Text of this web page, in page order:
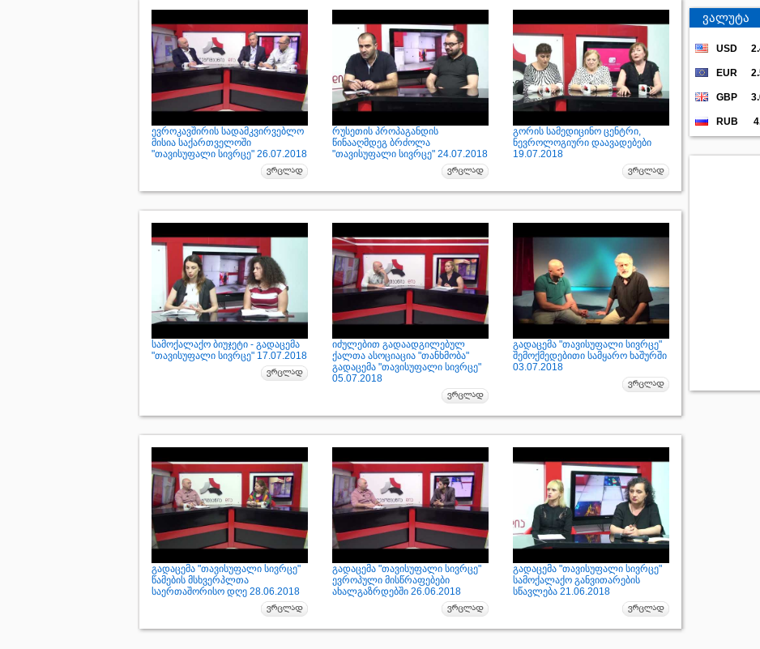
ევროკავშირის სადამკვირვებლო
მისია საქართველოში
"თავისუფალი სივრცე" 26.07.2018
რუსეთის პროპაგანდის
წინააღმდეგ ბრძოლა
"თავისუფალი სივრცე" 24.07.2018
გორის სამედიცინო ცენტრი,
ნევროლოგიური დაავადებები
19.07.2018
სამოქალაქო ბიუჯეტი - გადაცემა
"თავისუფალი სივრცე" 17.07.2018
იძულებით გადაადგილებულ
ქალთა ასოციაცია "თანხმობა"
გადაცემა "თავისუფალი სივრცე"
05.07.2018
გადაცემა "თავისუფალი სივრცე"
შემოქმედებითი სამყარო ხაშურში
03.07.2018
გადაცემა "თავისუფალი სივრცე"
წამების მსხვერპლთა
საერთაშორისო დღე 28.06.2018
გადაცემა "თავისუფალი სივრცე"
ევროპული მისწრაფებები
ახალგაზრდებში 26.06.2018
გადაცემა "თავისუფალი სივრცე"
სამოქალაქო განვითარების
სწავლება 21.06.2018
ვალუტა
USD
EUR
GBP
RUB